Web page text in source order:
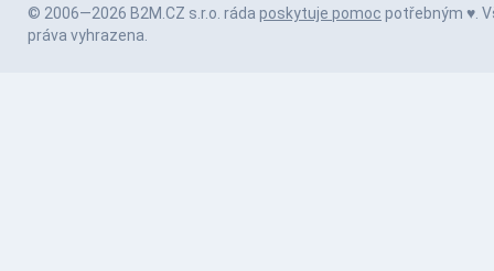
© 2006—2026 B2M.CZ s.r.o. ráda poskytuje pomoc potřebným ♥️.
práva vyhrazena.